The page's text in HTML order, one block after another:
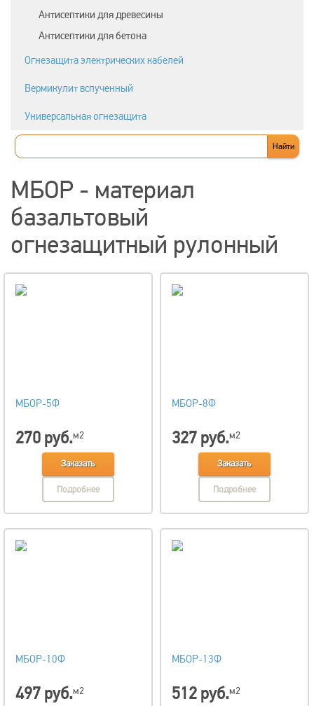
Антисептики для древесины
Антисептики для бетона
Огнезащита электрических кабелей
Вермикулит вспученный
Универсальная огнезащита
МБОР - материал
базальтовый
огнезащитный рулонный
МБОР-5Ф
270 руб.м2
Заказать
Подробнее
МБОР-8Ф
327 руб.м2
Заказать
Подробнее
МБОР-10Ф
497 руб.м2
МБОР-13Ф
512 руб.м2